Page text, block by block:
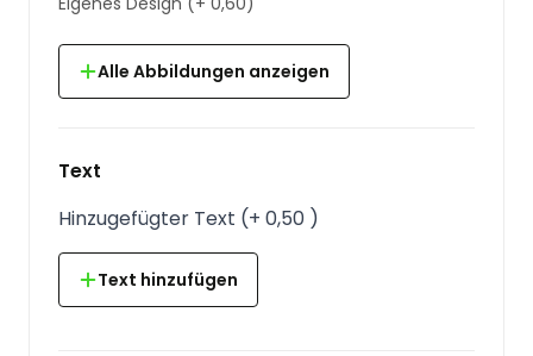
Alle Abbildungen anzeigen
Text
Hinzugefügter Text (+ 0,50 )
Text hinzufügen